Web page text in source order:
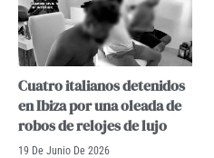
Cuatro italianos detenidos
en Ibiza por una oleada de
robos de relojes de lujo
19 De Junio De 2026